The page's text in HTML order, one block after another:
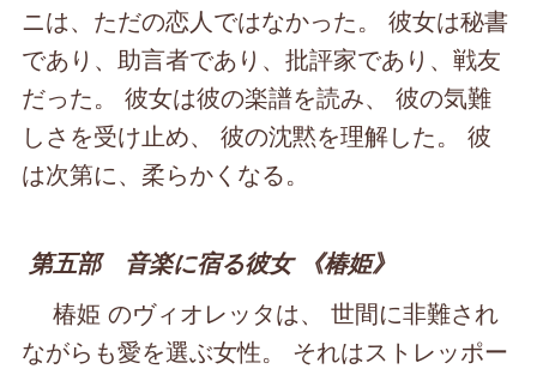
ニは、ただの恋人ではなかった。 彼女は秘書
であり、助言者であり、批評家であり、戦友
だった。 彼女は彼の楽譜を読み、 彼の気難
しさを受け止め、 彼の沈黙を理解した。 彼
は次第に、柔らかくなる。
第五部 音楽に宿る彼女 《椿姫》
椿姫 のヴィオレッタは、 世間に非難され
ながらも愛を選ぶ女性。 それはストレッポー